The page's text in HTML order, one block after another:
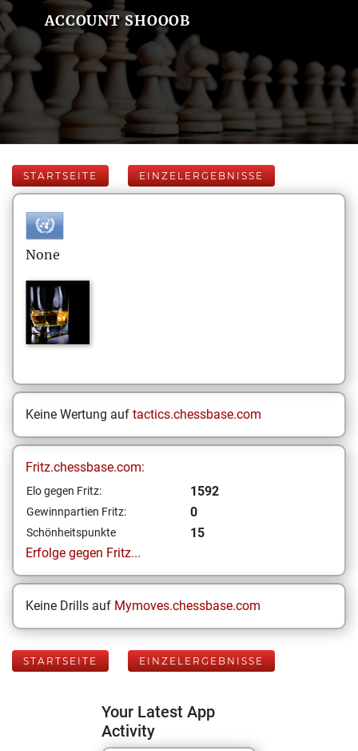
ACCOUNT SHOOOB
STARTSEITE EINZELERGEBNISSE
None
Keine Wertung auf tactics.chessbase.com
Fritz.chessbase.com:
Elo gegen Fritz: 1592
Gewinnpartien Fritz: 0
Schönheitspunkte
15
Erfolge gegen Fritz...
Keine Drills auf Mymoves.chessbase.com
STARTSEITE EINZELERGEBNISSE
Your Latest App
Activity